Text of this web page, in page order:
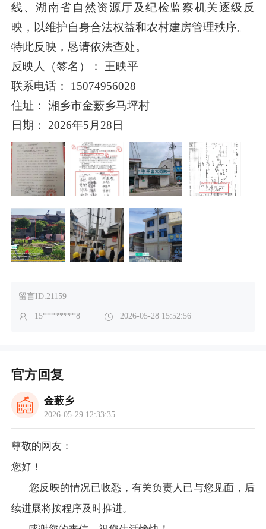
线、湖南省自然资源厅及纪检监察机关逐级反
映，以维护自身合法权益和农村建房管理秩序。
特此反映，恳请依法查处。
反映人（签名）： 王映平
联系电话： 15074956028
住址： 湘乡市金薮乡马坪村
日期： 2026年5月28日
留言ID:21159
15********8 2026-05-28 15:52:56
官方回复
金薮乡
2026-05-29 12:33:35
尊敬的网友：
您好！
您反映的情况已收悉，有关负责人已与您见面，后
续进展将按程序及时推进。